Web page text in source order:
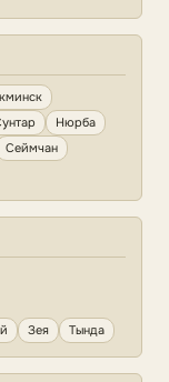
Нюрба
Сеймчан
Зея Тында